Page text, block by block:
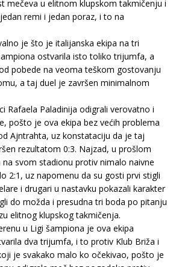
mečeva u elitnom klupskom takmičenju i
remi i jedan poraz, i to na
je što je italijanska ekipa na tri
ostvarila isto toliko trijumfa, a
pobede na veoma teškom gostovanju
a taj duel je završen minimalnom
Rafaela Paladinija odigrali verovatno i
pošto je ova ekipa bez većih problema
Ajntrahta, uz konstataciju da je taj
rezultatom 0:3. Najzad, u prošlom
svom stadionu protiv nimalo naivne
2:1, uz napomenu da su gosti prvi stigli
i drugari u nastavku pokazali karakter
do možda i presudna tri boda po pitanju
elitnog klupskog takmičenja.
u Ligi šampiona je ova ekipa
dva trijumfa, i to protiv Klub Briža i
je svakako malo ko očekivao, pošto je